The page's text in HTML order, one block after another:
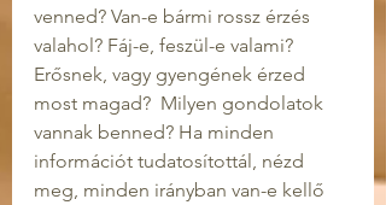
venned? Van-e bármi rossz érzés
valahol? Fáj-e, feszül-e valami?
Erősnek, vagy gyengének érzed
most magad?  Milyen gondolatok
vannak benned? Ha minden
információt tudatosítottál, nézd
meg, minden irányban van-e kellő